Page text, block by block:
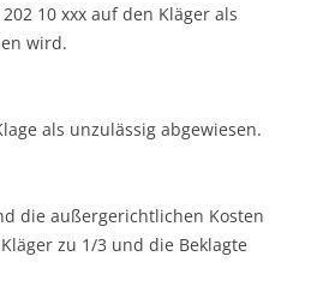
10 xxx auf den Kläger als
wird.
als unzulässig abgewiesen.
die außergerichtlichen Kosten
zu 1/3 und die Beklagte